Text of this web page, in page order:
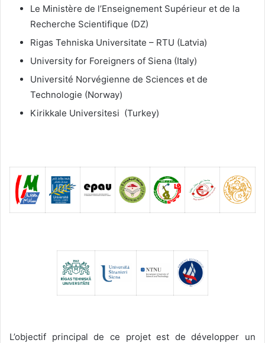
Le Ministère de l’Enseignement Supérieur et de la
Recherche Scientifique (DZ)
Rigas Tehniska Universitate – RTU (Latvia)
University for Foreigners of Siena (Italy)
Université Norvégienne de Sciences et de
Technologie (Norway)
Kirikkale Universitesi (Turkey)
L’objectif principal de ce projet est de développer un